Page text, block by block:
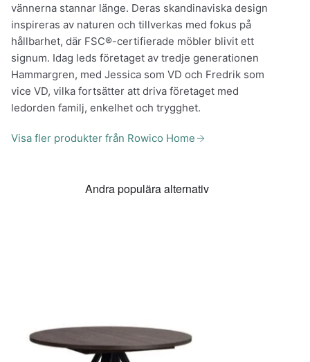
vännerna stannar länge. Deras skandinaviska design
inspireras av naturen och tillverkas med fokus på
hållbarhet, där FSC®-certifierade möbler blivit ett
signum. Idag leds företaget av tredje generationen
Hammargren, med Jessica som VD och Fredrik som
vice VD, vilka fortsätter att driva företaget med
ledorden familj, enkelhet och trygghet.
Visa fler produkter från Rowico Home
Andra populära alternativ